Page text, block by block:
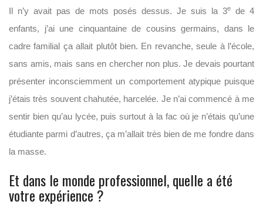
Il n’y avait pas de mots posés dessus. Je suis la 3e
de 4
enfants, j’ai une cinquantaine de cousins germains, dans le
cadre familial ça allait plutôt bien. En revanche, seule à l’école,
sans amis, mais sans en chercher non plus. Je devais pourtant
présenter inconsciemment un comportement atypique puisque
j’étais très souvent chahutée, harcelée. Je n’ai commencé à me
sentir bien qu’au lycée, puis surtout à la fac où je n’étais qu’une
étudiante parmi d’autres, ça m’allait très bien de me fondre dans
la masse.
Et dans le monde professionnel, quelle a été
votre expérience ?